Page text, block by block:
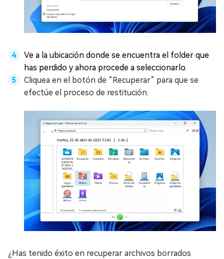
Ve a la ubicación donde se encuentra el folder que
has perdido y ahora procede a seleccionarlo.
Cliquea en el botón de “Recuperar” para que se
efectúe el proceso de restitución.
¿Has tenido éxito en recuperar archivos borrados